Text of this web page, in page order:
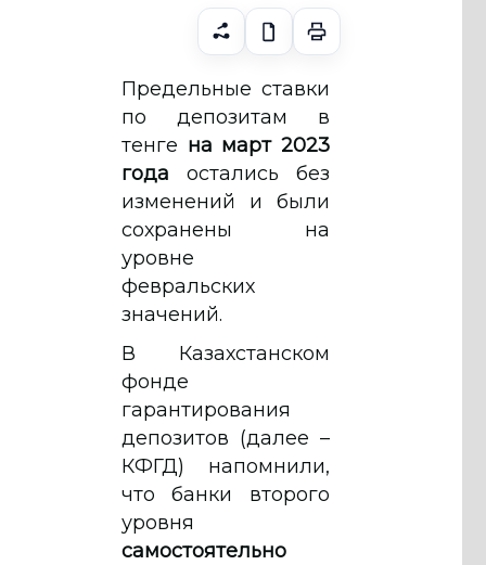
Предельные ставки
по депозитам в
тенге на март 2023
года остались без
изменений и были
сохранены на
уровне
февральских
значений.
В Казахстанском
фонде
гарантирования
депозитов (далее –
КФГД) напомнили,
что банки второго
уровня
самостоятельно